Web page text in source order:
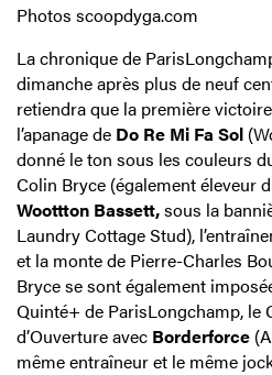
Photos scoopdyga.com
La chronique de
dimanche après plus de neuf
retiendra que la première
l’apanage de Do Re Mi Fa Sol
donné le ton sous les couleurs
Colin Bryce (également éleveur
Woottton Bassett,sous la
Laundry Cottage Stud),
et la monte de Pierre-Charles
Bryce se sont également
Quinté+ de ParisLongchamp, le
d’Ouverture avec Borderforce
même entraîneur et le même